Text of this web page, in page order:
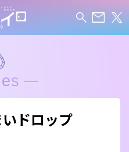
ドロップ